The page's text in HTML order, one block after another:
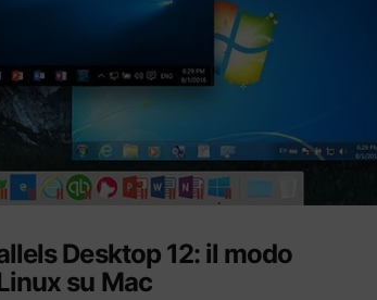
Desktop 12: il modo
su Mac